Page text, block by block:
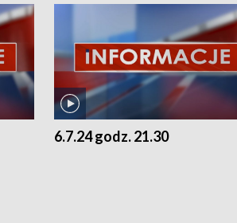
6.7.24 godz. 21.30